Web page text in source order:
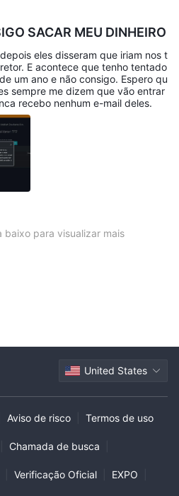
SACAR MEU DINHEIRO
eles disseram que iriam nos t
E acontece que tenho tentado
um ano e não consigo. Espero qu
sempre me dizem que vão entrar
recebo nenhum e-mail deles.
baixo para visualizar mais
United States
Aviso de risco Termos de uso
Chamada de busca
Verificação Oficial EXPO